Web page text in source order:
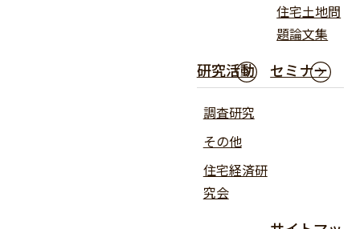
住宅土地問
題論文集
研究活動
調査研究
その他
住宅経済研
究会
セミナー